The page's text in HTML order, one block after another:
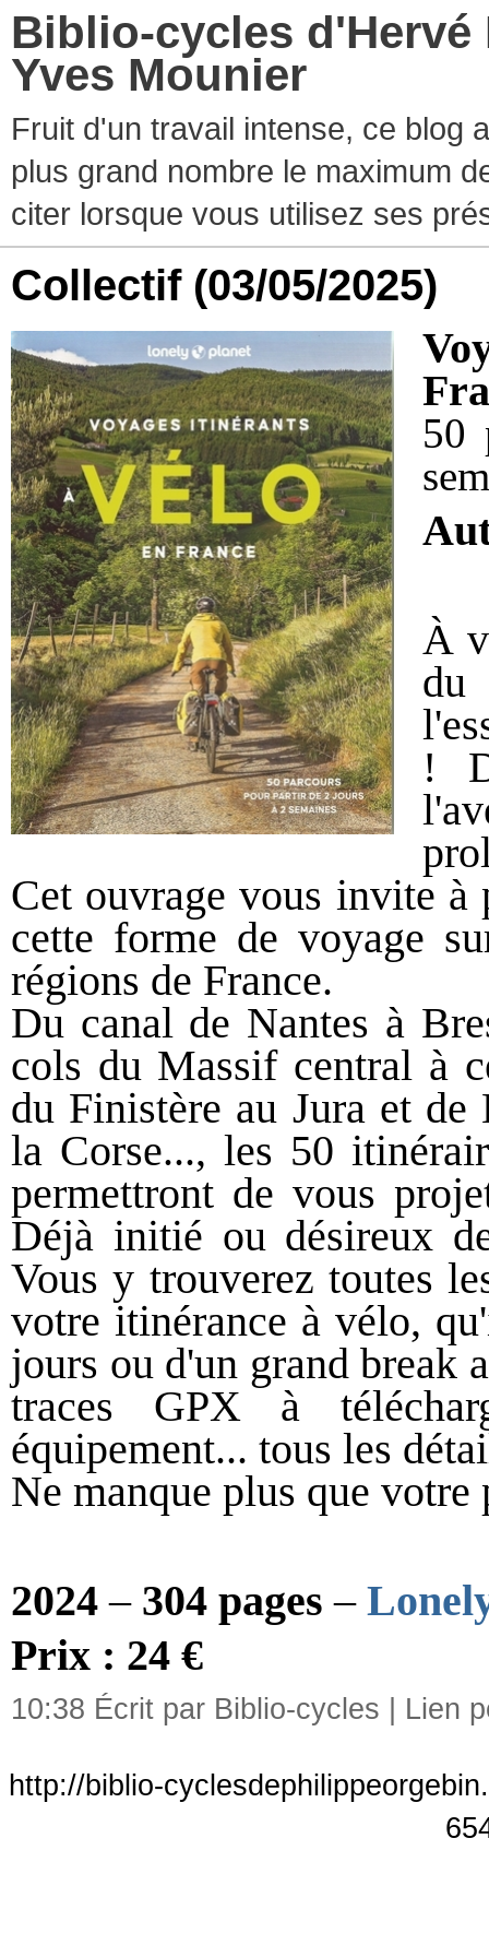
Biblio-cycles d'Hervé
Yves Mounier
Fruit d'un travail intense, ce blog
plus grand nombre le maximum
citer lorsque vous utilisez ses
Collectif (03/05/2025)
50
À
du
!
Cet ouvrage vous invite
cette forme de voyage
régions de France.
Du canal de Nantes à
cols du Massif central à
du Finistère au Jura et
la Corse..., les 50
permettront de vous
Déjà initié ou désireux
Vous y trouverez toutes
votre itinérance à vélo,
jours ou d'un grand break
traces GPX à
équipement... tous les
Ne manque plus que
2024 – 304 pages –
Prix : 24 €
10:38 Écrit par Biblio-cycles | Lien
http://biblio-